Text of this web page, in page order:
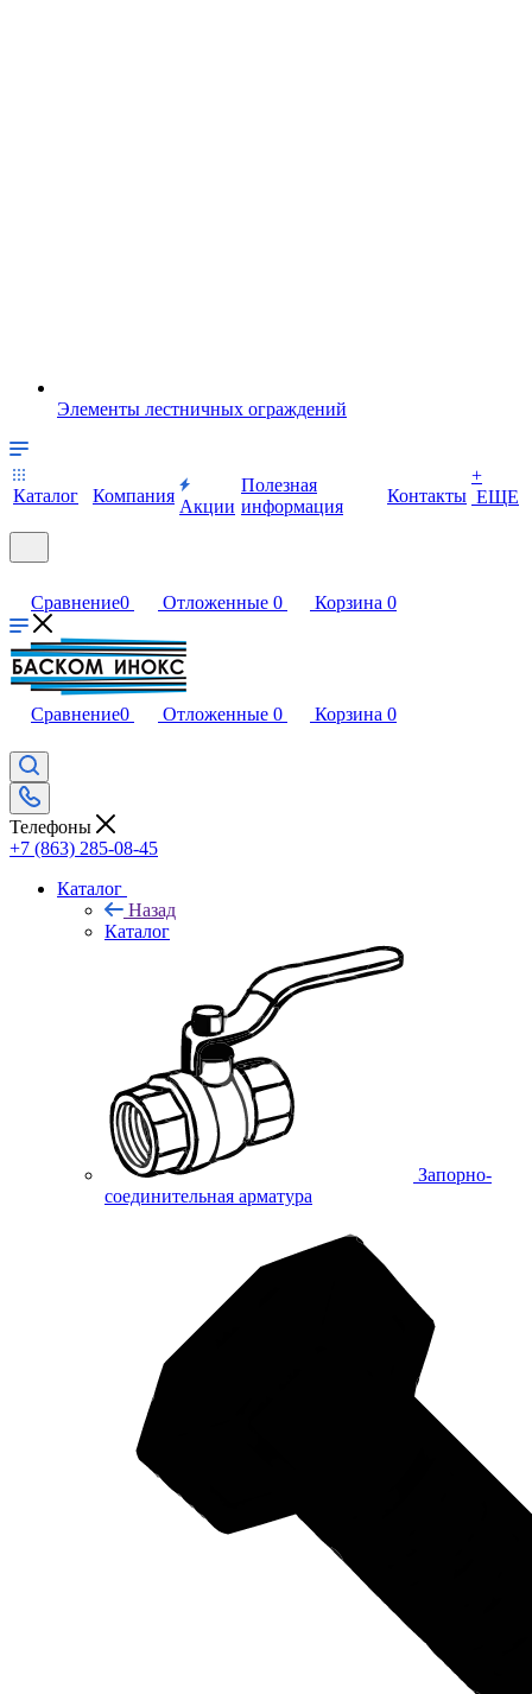
Элементы лестничных ограждений
Каталог Компания
Акции
Полезная
информация
Контакты
+
ЕЩЕ
Сравнение0 Отложенные 0 Корзина 0
Сравнение0 Отложенные 0 Корзина 0
Телефоны
+7 (863) 285-08-45
Каталог
Назад
Каталог
Запорно-
соединительная арматура